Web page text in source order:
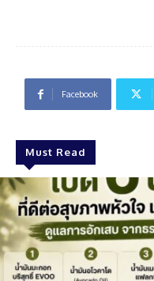
Facebook
Must Read